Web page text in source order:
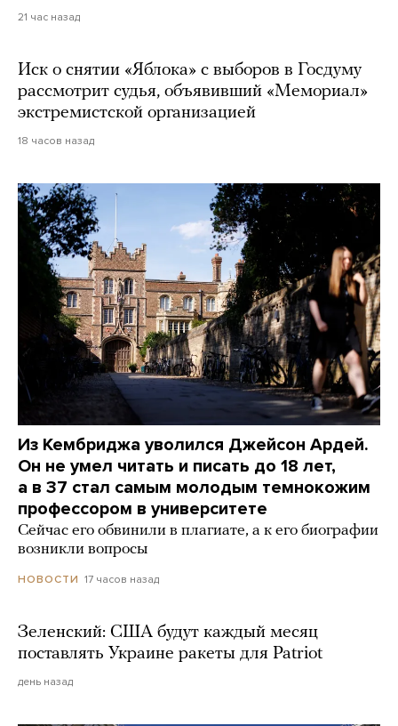
21 час назад
Иск о снятии «Яблока» с выборов в Госдуму
рассмотрит судья, объявивший «Мемориал»
экстремистской организацией
18 часов назад
Из Кембриджа уволился Джейсон Ардей.
Он не умел читать и писать до 18 лет,
а в 37 стал самым молодым темнокожим
профессором в университете
Сейчас его обвинили в плагиате, а к его биографии
возникли вопросы
НОВОСТИ 17 часов назад
Зеленский: США будут каждый месяц
поставлять Украине ракеты для Patriot
день назад